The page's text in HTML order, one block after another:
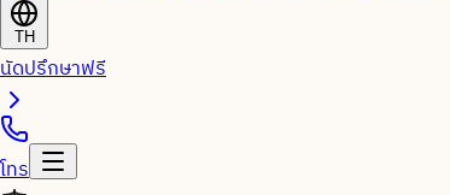
TH
นัดปรึกษาฟรี
โทร